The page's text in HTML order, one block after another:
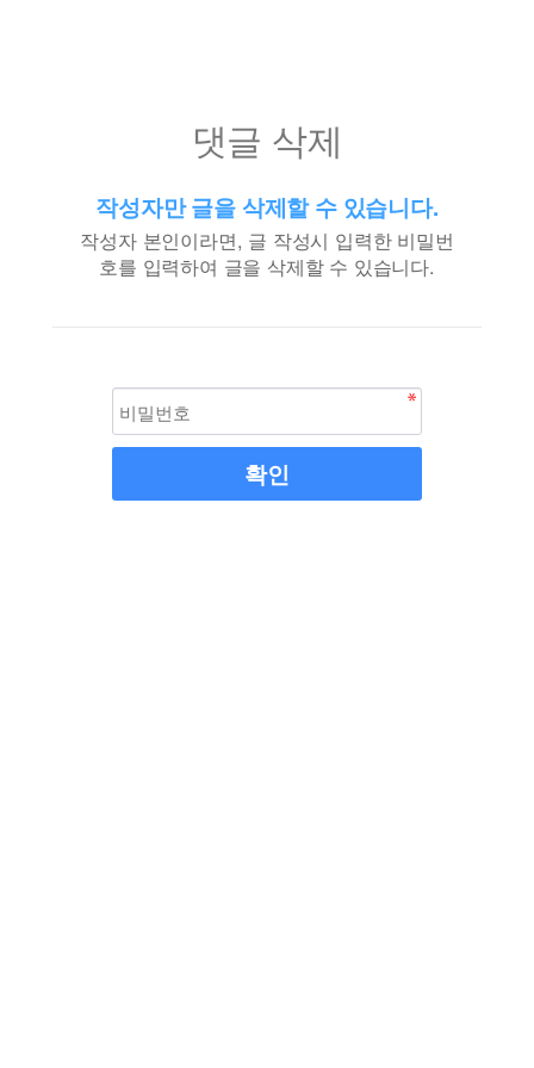
댓글 삭제
작성자만 글을 삭제할 수 있습니다.
작성자 본인이라면, 글 작성시 입력한 비밀번
호를 입력하여 글을 삭제할 수 있습니다.